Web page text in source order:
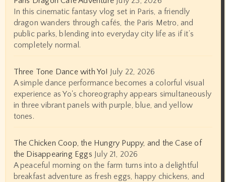
In this cinematic fantasy vlog set in Paris, a friendly
dragon wanders through cafés, the Paris Metro, and
public parks, blending into everyday city life as if it’s
completely normal.
Three Tone Dance with Yo! July 22, 2026
A simple dance performance becomes a colorful visual
experience as Yo's choreography appears simultaneously
in three vibrant panels with purple, blue, and yellow
tones.
The Chicken Coop, the Hungry Puppy, and the Case of
the Disappearing Eggs July 21, 2026
A peaceful morning on the farm turns into a delightful
breakfast adventure as fresh eggs, happy chickens, and